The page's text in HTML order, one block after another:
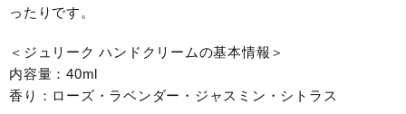
ったりです。
＜ジュリーク ハンドクリームの基本情報＞
内容量：40ml
香り：ローズ・ラベンダー・ジャスミン・シトラス